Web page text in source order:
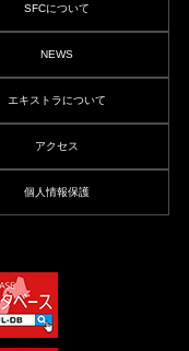
SFCについて
NEWS
エキストラについて
アクセス
個人情報保護